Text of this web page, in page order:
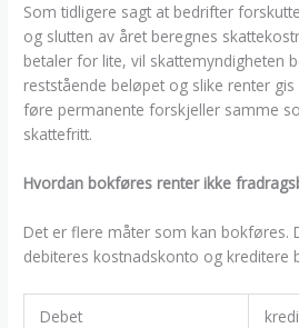
Som tidligere sagt at bedrifter
og slutten av året beregnes
betaler for lite, vil skattemyndigheten
reststående beløpet og slike renter
føre permanente forskjeller samme
skattefritt.
Hvordan bokføres renter ikke
Det er flere måter som kan bokføres.
debiteres kostnadskonto og kreditere
Debet